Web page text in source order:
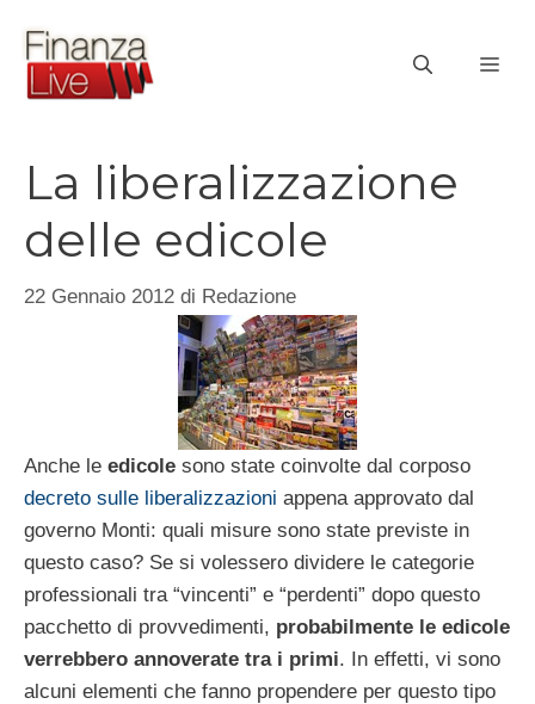
contenuto
La liberalizzazione
delle edicole
22 Gennaio 2012 di Redazione
Anche le edicole sono state coinvolte dal corposo
decreto sulle liberalizzazioni appena approvato dal
governo Monti: quali misure sono state previste in
questo caso? Se si volessero dividere le categorie
professionali tra “vincenti” e “perdenti” dopo questo
pacchetto di provvedimenti, probabilmente le edicole
verrebbero annoverate tra i primi. In effetti, vi sono
alcuni elementi che fanno propendere per questo tipo